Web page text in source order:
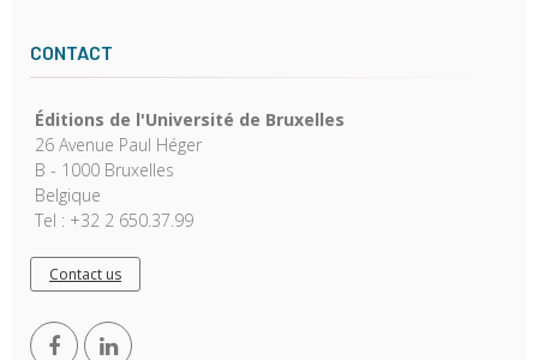
CONTACT
Éditions de l'Université de Bruxelles
26 Avenue Paul Héger
B - 1000 Bruxelles
Belgique
Tel : +32 2 650.37.99
Contact us